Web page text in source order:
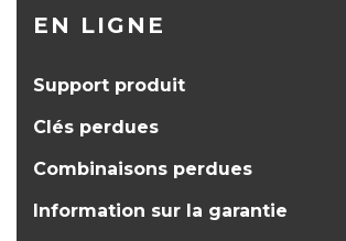
EN LIGNE
Support produit
Clés perdues
Combinaisons perdues
Information sur la garantie